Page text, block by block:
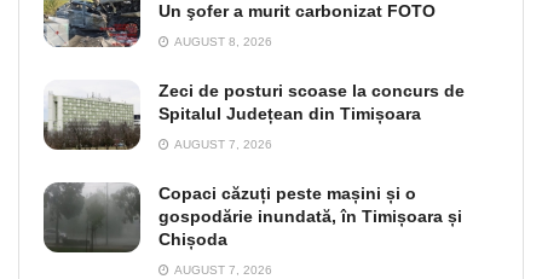
Un şofer a murit carbonizat FOTO
AUGUST 8, 2026
Zeci de posturi scoase la concurs de
Spitalul Județean din Timișoara
AUGUST 7, 2026
Copaci căzuți peste mașini și o
gospodărie inundată, în Timișoara și
Chișoda
AUGUST 7, 2026